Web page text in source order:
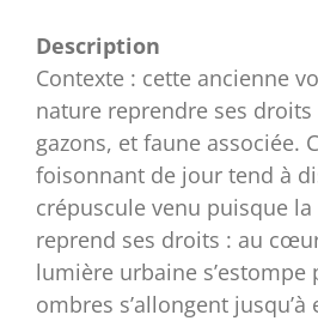
Description
Contexte : cette ancienne
nature reprendre ses
gazons, et faune associée.
foisonnant de jour tend à
crépuscule venu puisque
reprend ses droits : au
lumière urbaine s’estompe
ombres s’allongent